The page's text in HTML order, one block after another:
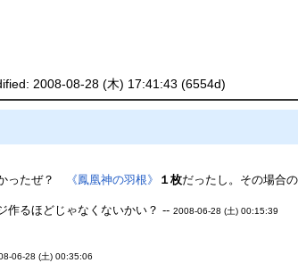
2008-08-28 (木) 17:41:43 (6554d)
ったぜ？ 《鳳凰神の羽根》 １枚だったし。その場合
作るほどじゃなくないかい？ --2008-06-28 (土) 00:15:39
06-28 (土) 00:35:06